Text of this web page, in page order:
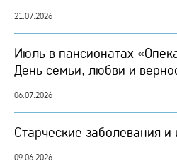
21.07.2026
Июль в пансионатах
День семьи, любви и
06.07.2026
Старческие заболевания
09.06.2026